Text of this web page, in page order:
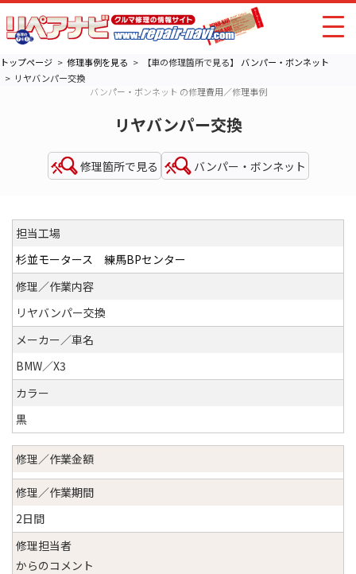
トップページ 修理事例を見る 【車の修理箇所で見る】 バンパー・ボンネット
リヤバンパー交換
バンパー・ボンネット の修理費用／修理事例
リヤバンパー交換
修理箇所で見る バンパー・ボンネット
担当工場
杉並モータース 練馬BPセンター
修理／作業内容
リヤバンパー交換
メーカー／車名
BMW／X3
カラー
黒
修理／作業金額
修理／作業期間
2日間
修理担当者
からのコメント